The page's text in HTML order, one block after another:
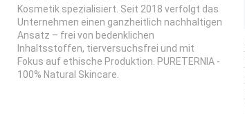
Kosmetik spezialisiert. Seit 2018 verfolgt das
Unternehmen einen ganzheitlich nachhaltigen
Ansatz – frei von bedenklichen
Inhaltsstoffen, tierversuchsfrei und mit
Fokus auf ethische Produktion. PURETERNIA -
100% Natural Skincare.